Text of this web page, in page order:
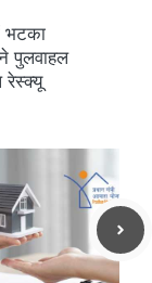
भटका
पुलवाहल